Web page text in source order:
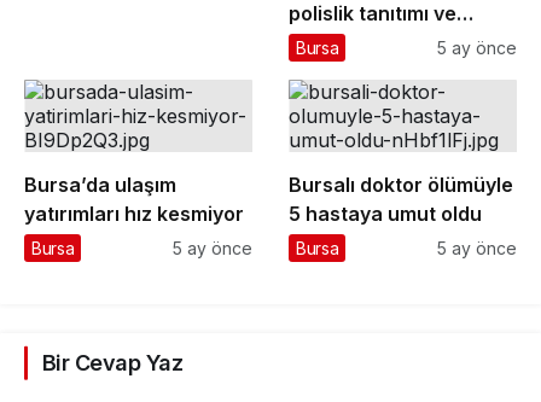
polislik tanıtımı ve
güvenlik bilgilendirmesi
Bursa 5 ay önce
Bursa’da ulaşım
yatırımları hız kesmiyor
Bursa 5 ay önce
Bursalı doktor ölümüyle
5 hastaya umut oldu
Bursa 5 ay önce
Bir Cevap Yaz